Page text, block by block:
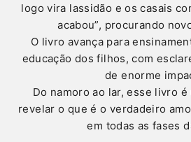
logo vira lassidão e os casais
acabou”, procurando
O livro avança para
educação dos filhos, com
de enorme
Do namoro ao lar, esse livro é
revelar o que é o verdadeiro
em todas as fases